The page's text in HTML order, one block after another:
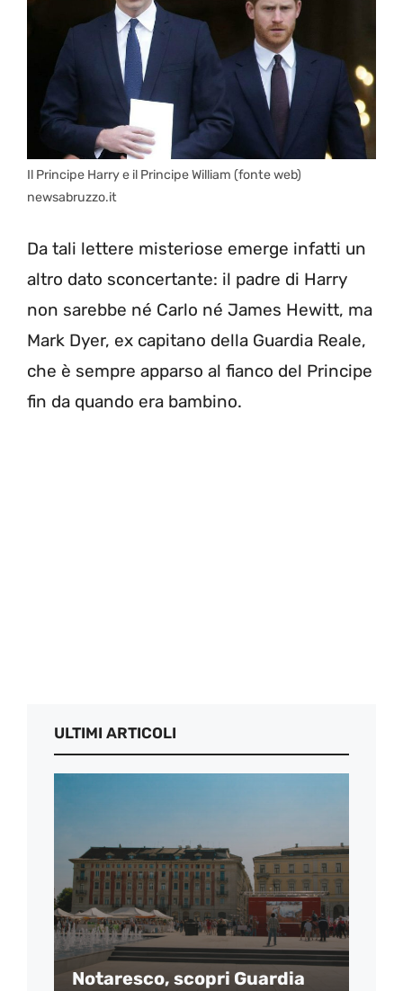
Il Principe Harry e il Principe William (fonte web)
newsabruzzo.it
Da tali lettere misteriose emerge infatti un
altro dato sconcertante: il padre di Harry
non sarebbe né Carlo né James Hewitt, ma
Mark Dyer, ex capitano della Guardia Reale,
che è sempre apparso al fianco del Principe
fin da quando era bambino.
ULTIMI ARTICOLI
Notaresco, scopri Guardia